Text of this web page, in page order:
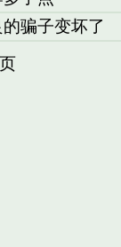
骗子变坏了